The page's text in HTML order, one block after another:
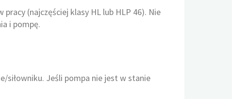
(najczęściej klasy HL lub HLP 46). Nie
i pompę.
siłowniku. Jeśli pompa nie jest w stanie